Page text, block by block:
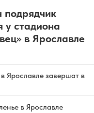
у стадиона
в Ярославле
Ярославле завершат в
в Ярославле